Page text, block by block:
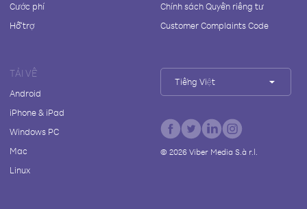
Cước phí
Hỗ trợ
Chính sách Quyền riêng tư
Customer Complaints Code
TẢI VỀ
Android
iPhone & iPad
Windows PC
Mac
Linux
Tiếng Việt
© 2026Viber Media S.à r.l.